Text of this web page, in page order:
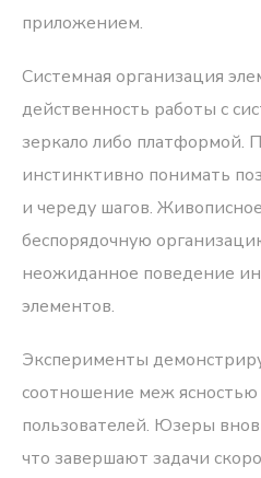
приложением.
Системная организация
действенность работы с
зеркало либо платформой.
инстинктивно понимать
и череду шагов.
беспорядочную
неожиданное поведение
элементов.
Эксперименты
соотношение меж
пользователей. Юзеры
что завершают задачи